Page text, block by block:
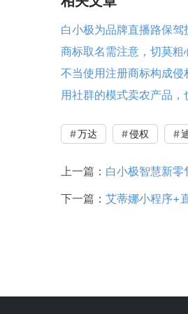
白小极为品牌直播路保驾
商标取名需注意，切莫粗
不当使用注册商标构成侵
用社群的模式卖农产品，
万达 侵权
上一篇： 白小极智慧新
下一篇： 艾蒂娜小程序+